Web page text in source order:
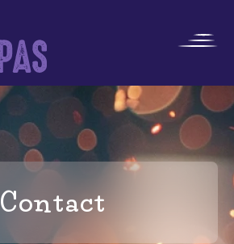
Contact